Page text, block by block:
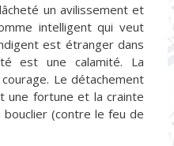
un avilissement et
intelligent qui veut
est étranger dans
est une calamité. La
Le détachement
une fortune et la crainte
(contre le feu de